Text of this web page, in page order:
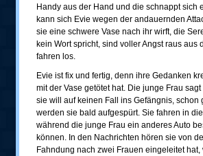
Handy aus der Hand und die schnappt sich
kann sich Evie wegen der andauernden
sie eine schwere Vase nach ihr wirft, die
kein Wort spricht, sind voller Angst raus
fahren los.
Evie ist fix und fertig, denn ihre Gedanken
mit der Vase getötet hat. Die junge Frau
sie will auf keinen Fall ins Gefängnis,
werden sie bald aufgespürt. Sie fahren in
während die junge Frau ein anderes Auto
können. In den Nachrichten hören sie von
Fahndung nach zwei Frauen eingeleitet